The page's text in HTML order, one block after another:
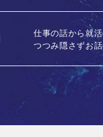
仕事の話から就活
つつみ隠さずお